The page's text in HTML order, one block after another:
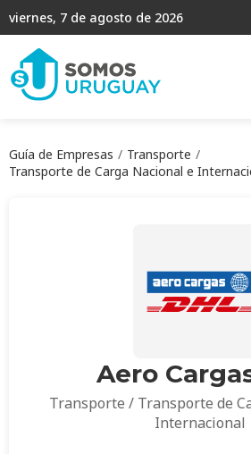
viernes, 7 de agosto de 2026
Guía de Empresas
Transporte
Transporte de Carga Nacional e
Aero
Transporte / Transporte de
Internacional